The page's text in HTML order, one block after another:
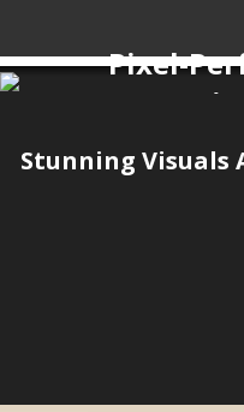
Pixel-
Stunning Visuals